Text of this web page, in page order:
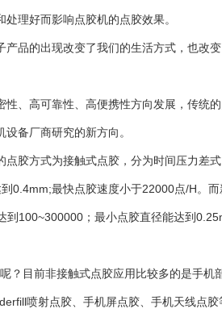
理好而影响点胶机的点胶效果。
的出现改变了我们的生活方式，也改
高可靠性、高便携性方向发展，传统
备厂商研究的新方向。
方式为接触式点胶，分为时间压力差
0.4mm;最快点胶速度小于22000点/H。
到100~300000；最小点胶直径能达到
目前非接触式点胶应用比较多的是手机
喷射点胶、手机屏点胶、手机天线点胶